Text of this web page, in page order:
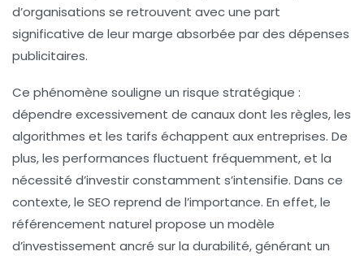
d’organisations se retrouvent avec une part
significative de leur marge absorbée par des dépenses
publicitaires.
Ce phénomène souligne un risque stratégique :
dépendre excessivement de canaux dont les règles, les
algorithmes et les tarifs échappent aux entreprises. De
plus, les performances fluctuent fréquemment, et la
nécessité d’investir constamment s’intensifie. Dans ce
contexte, le SEO reprend de l’importance. En effet, le
référencement naturel propose un modèle
d’investissement ancré sur la durabilité, générant un